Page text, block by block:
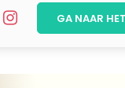
GA NAAR HET